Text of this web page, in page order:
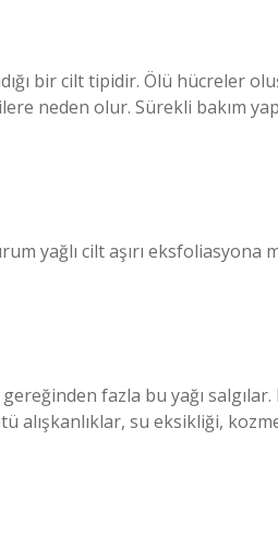
bir cilt tipidir. Ölü hücreler
neden olur. Sürekli bakım
yağlı cilt aşırı eksfoliasyona
fazla bu yağı
alışkanlıklar, su eksikliği,